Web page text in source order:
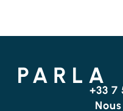
+33 7